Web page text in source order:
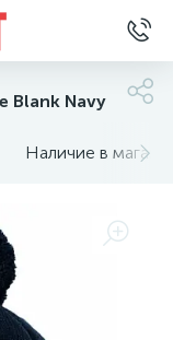
Blank Navy
Наличие в